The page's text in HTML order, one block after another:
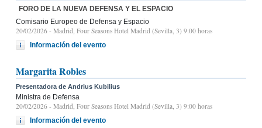
FORO DE LA NUEVA DEFENSA Y EL ESPACIO
Comisario Europeo de Defensa y Espacio
20/02/2026 - Madrid, Four Seasons Hotel Madrid (Sevilla, 3) 9:00 horas
Información del evento
Margarita Robles
Presentadora de Andrius Kubilius
Ministra de Defensa
20/02/2026 - Madrid, Four Seasons Hotel Madrid (Sevilla, 3) 9:00 horas
Información del evento